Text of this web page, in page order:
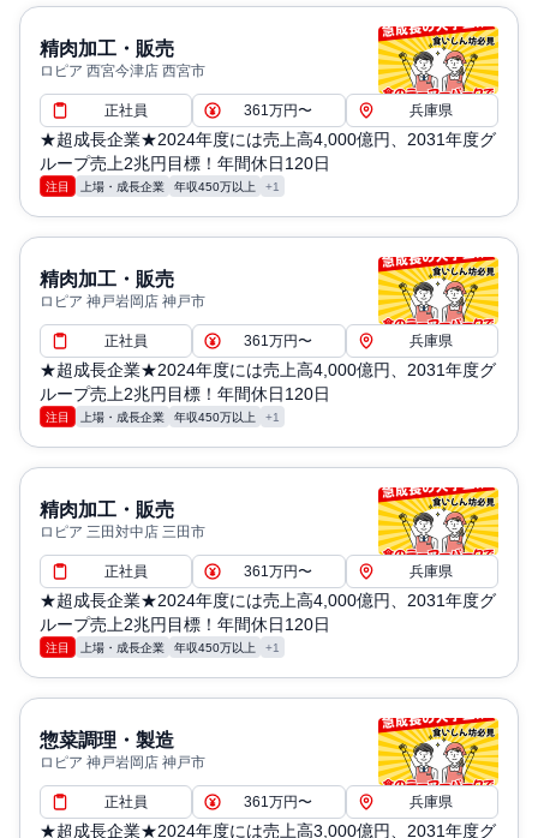
精肉加工・販売
ロピア 西宮今津店 西宮市
正社員 361万円〜 兵庫県
★超成長企業★2024年度には売上高4,000億円、2031年度グ
ループ売上2兆円目標！年間休日120日
注目 上場・成長企業 年収450万以上 +1
精肉加工・販売
ロピア 神戸岩岡店 神戸市
正社員 361万円〜 兵庫県
★超成長企業★2024年度には売上高4,000億円、2031年度グ
ループ売上2兆円目標！年間休日120日
注目 上場・成長企業 年収450万以上 +1
精肉加工・販売
ロピア 三田対中店 三田市
正社員 361万円〜 兵庫県
★超成長企業★2024年度には売上高4,000億円、2031年度グ
ループ売上2兆円目標！年間休日120日
注目 上場・成長企業 年収450万以上 +1
惣菜調理・製造
ロピア 神戸岩岡店 神戸市
正社員 361万円〜 兵庫県
★超成長企業★2024年度には売上高3,000億円、2031年度グ